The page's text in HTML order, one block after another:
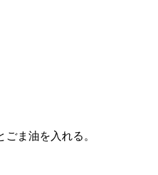
ま油を入れる。